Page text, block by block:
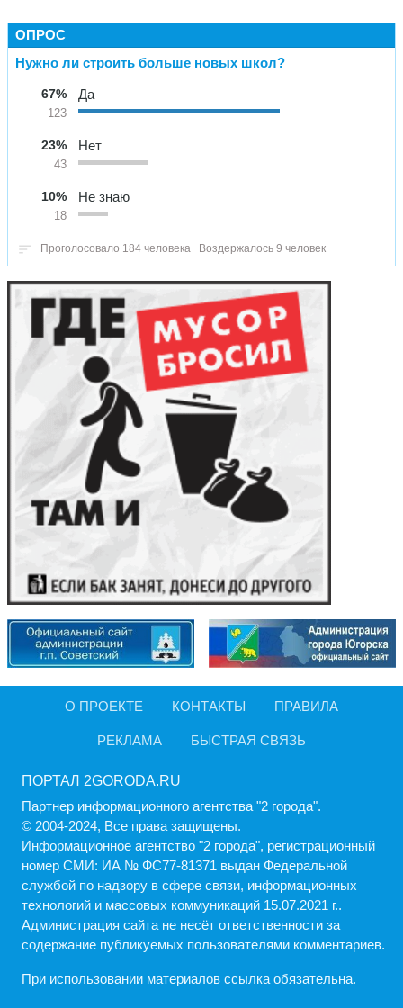
ОПРОС
Нужно ли строить больше новых школ?
67%
123
Да
23%
43
Нет
10%
18
Не знаю
Проголосовало 184 человека Воздержалось 9 человек
О ПРОЕКТЕ КОНТАКТЫ ПРАВИЛА
РЕКЛАМА БЫСТРАЯ СВЯЗЬ
ПОРТАЛ 2GORODA.RU
Партнер информационного агентства "2 города".
© 2004-2024, Все права защищены.
Информационное агентство "2 города", регистрационный
номер СМИ: ИА № ФС77-81371 выдан Федеральной
службой по надзору в сфере связи, информационных
технологий и массовых коммуникаций 15.07.2021 г..
Администрация cайта не несёт ответственности за
содержание публикуемых пользователями комментариев.
При использовании материалов ссылка обязательна.